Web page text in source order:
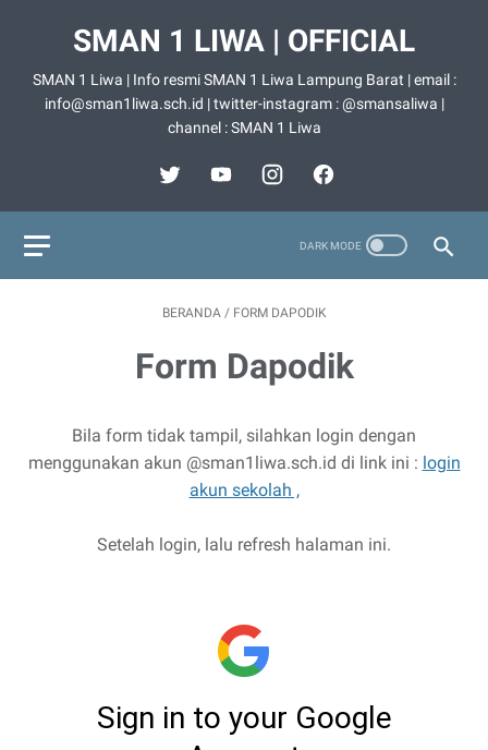
SMAN 1 LIWA | OFFICIAL
SMAN 1 Liwa | Info resmi SMAN 1 Liwa Lampung Barat | email :
info@sman1liwa.sch.id | twitter-instagram : @smansaliwa |
channel : SMAN 1 Liwa
BERANDA / FORM DAPODIK
Form Dapodik
Bila form tidak tampil, silahkan login dengan
menggunakan akun @sman1liwa.sch.id di link ini : login
akun sekolah ,
Setelah login, lalu refresh halaman ini.